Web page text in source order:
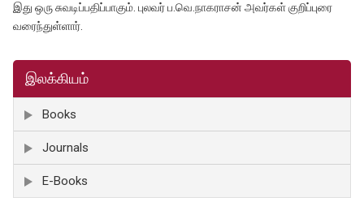
இது ஒரு சுவடிப்பதிப்பாகும். புலவர் ப.வெ.நாகராசன் அவர்கள் குறிப்புரை
வரைந்துள்ளார்.
இலக்கியம்
Books
Journals
E-Books